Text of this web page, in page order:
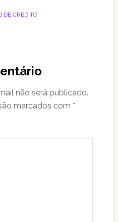
DE CRÉDITO
não será publicado.
marcados com *